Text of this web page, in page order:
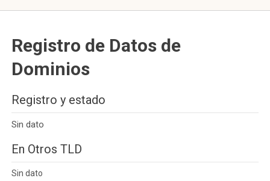
Registro de Datos de
Dominios
Registro y estado
Sin dato
En Otros TLD
Sin dato